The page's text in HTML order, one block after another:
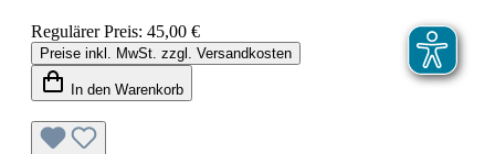
Regulärer Preis: 45,00 €
Preise inkl. MwSt. zzgl. Versandkosten
In den Warenkorb